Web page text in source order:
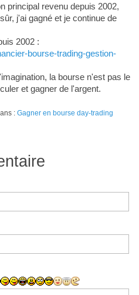
principal revenu depuis 2002,
j'ai gagné et je continue de
2002 :
bourse-trading-gestion-
la bourse n'est pas le
et gagner de l'argent.
: Gagner en bourse day-trading